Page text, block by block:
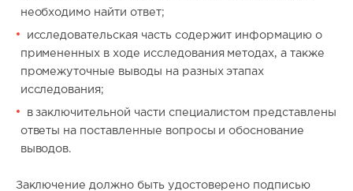
необходимо найти ответ;
исследовательская часть содержит информацию о
примененных в ходе исследования методах, а также
промежуточные выводы на разных этапах
исследования;
в заключительной части специалистом представлены
ответы на поставленные вопросы и обоснование
выводов.
Заключение должно быть удостоверено подписью